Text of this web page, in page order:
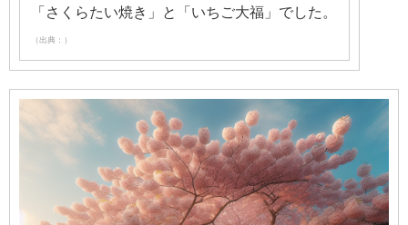
「さくらたい焼き」と「いちご大福」でした。
（出典：）